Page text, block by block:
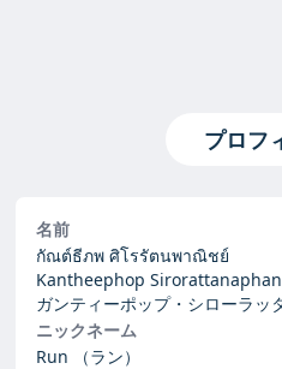
プロフ
名前
กัณต์ธีภพ ศิโรรัตนพาณิชย์
Kantheephop
ガンティーポップ・シローラッ
ニックネーム
Run
（ラン）